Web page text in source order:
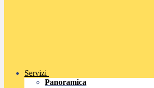
Servizi
Panoramica